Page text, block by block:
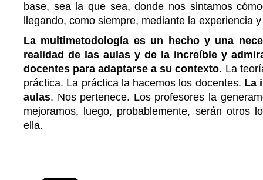
base, sea la que sea, donde nos sintamos
llegando, como siempre, mediante la experiencia
La multimetodología es un hecho y una
realidad de las aulas y de la increíble y
docentes para adaptarse a su contexto. La
práctica. La práctica la hacemos los docentes. La
aulas. Nos pertenece. Los profesores la
mejoramos, luego, probablemente, serán otros
ella.